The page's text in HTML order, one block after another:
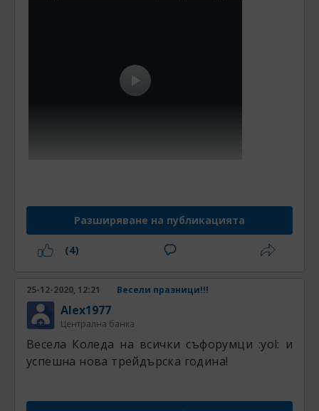
Разширяване на публикацията
(4)
25-12-2020, 12:21 Весели празници!!!
Alex1977
Централна банка
Весела Коледа на всички съфорумци :yol: и
успешна нова трейдърска година!